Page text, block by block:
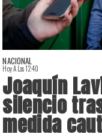
NACIONAL
Hoy A Las 12:40
Joaquín
silencio
medida